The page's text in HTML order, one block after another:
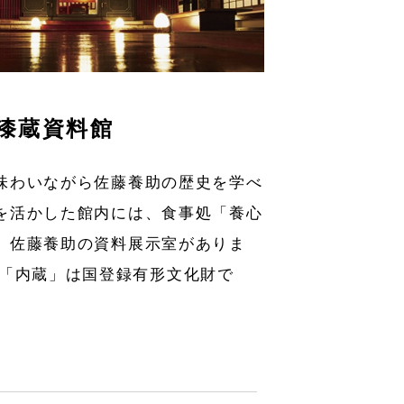
蔵資料館
わいながら佐藤養助の歴史を学べ
活かした館内には、食事処「養心
佐藤養助の資料展示室がありま
内蔵」は国登録有形文化財で